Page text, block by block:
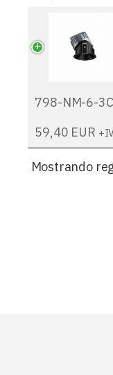
798-NM-6-
59,40 EUR
Mostrando